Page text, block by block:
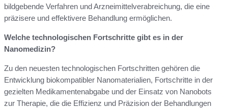
bildgebende Verfahren und Arzneimittelverabreichung, die eine
präzisere und effektivere Behandlung ermöglichen.
Welche technologischen Fortschritte gibt es in der
Nanomedizin?
Zu den neuesten technologischen Fortschritten gehören die
Entwicklung biokompatibler Nanomaterialien, Fortschritte in der
gezielten Medikamentenabgabe und der Einsatz von Nanobots
zur Therapie, die die Effizienz und Präzision der Behandlungen